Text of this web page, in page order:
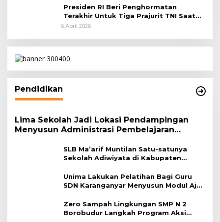
Presiden RI Beri Penghormatan
Terakhir Untuk Tiga Prajurit TNI Saat
Persemayaman di Bandara Soekarno-
6 April 2026
Pendidikan
Lima Sekolah Jadi Lokasi Pendampingan
Menyusun Administrasi Pembelajaran
SLB Ma’arif Muntilan Satu-satunya
Sekolah Adiwiyata di Kabupaten
Unima Lakukan Pelatihan Bagi Guru
SDN Karanganyar Menyusun Modul Ajar
Zero Sampah Lingkungan SMP N 2
Borobudur Langkah Program Aksi